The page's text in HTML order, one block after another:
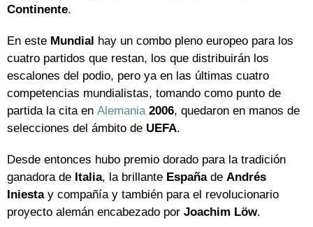
Continente.
En este Mundial hay un combo pleno europeo para los
cuatro partidos que restan, los que distribuirán los
escalones del podio, pero ya en las últimas cuatro
competencias mundialistas, tomando como punto de
partida la cita en Alemania2006, quedaron en manos de
selecciones del ámbito de UEFA.
Desde entonces hubo premio dorado para la tradición
ganadora de Italia, la brillante Españade Andrés
Iniestay compañía y también para el revolucionario
proyecto alemán encabezado por Joachim Löw.